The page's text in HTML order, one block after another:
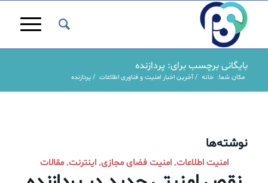
بایگانی برچسب برای: پردازنده
مکان شما: خانه / آخرین اخبار امنیت و فناوری اطلاعات / پردازنده
نوشته‌ها
امنیت اطلاعات,امنیت فضای مجازی,اینترنت,مقالات